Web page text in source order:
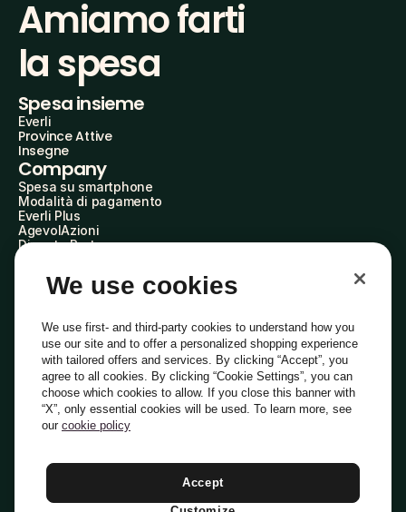
Amiamo farti
la spesa
Spesa insieme
Everli
Province Attive
Insegne
Company
Spesa su smartphone
Modalità di pagamento
Everli Plus
AgevolAzioni
Diventa Partner
Everli Shoppers
About Us
Everli News
Domande frequenti
Lavora con noi
Diventa Shopper
Investitori
PrivacyCookiePreferenze Cookie
Termini e CondizioniCodice Etico
Indirizzo PEC: everli@pec.it - indirizzo DPO: dpo@everli.com
Italiano
We use cookies
We use first- and third-party cookies to understand how you
use our site and to offer a personalized shopping experience
with tailored offers and services. By clicking “Accept”, you
agree to all cookies. By clicking “Cookie Settings”, you can
choose which cookies to allow. If you close this banner with
“X”, only essential cookies will be used. To learn more, see
our cookie policy
Accept